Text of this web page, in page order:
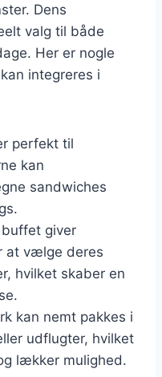
Dens
valg til både
Her er nogle
integreres i
perfekt til
kan
sandwiches
giver
at vælge deres
hvilket skaber en
kan nemt pakkes i
udflugter, hvilket
lækker mulighed.